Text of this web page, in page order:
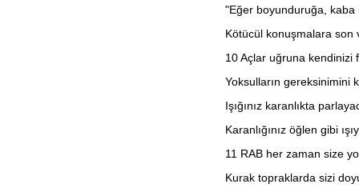
"Eğer boyunduruğa,
Kötücül konuşmalara son
10Açlar uğruna kendinizi
Yoksulların gereksinimini
Işığınız karanlıkta
Karanlığınız öğlen gibi
11 RAB her zaman size
Kurak topraklarda sizi